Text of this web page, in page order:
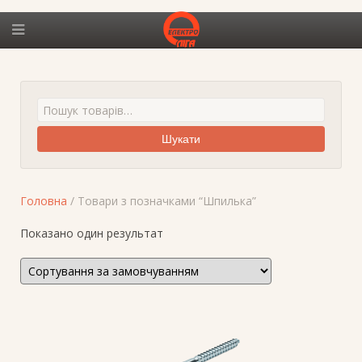
Шукати
Головна / Товари з позначками “Шпилька”
Показано один результат